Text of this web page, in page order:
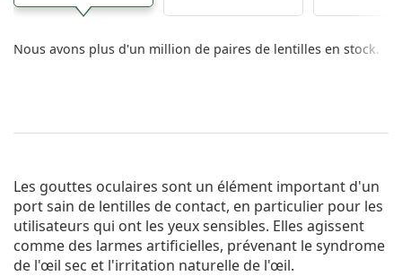
Nous avons plus d'un million de paires de lentilles en stock.
Les gouttes oculaires sont un élément important d'un
port sain de lentilles de contact, en particulier pour les
utilisateurs qui ont les yeux sensibles. Elles agissent
comme des larmes artificielles, prévenant le syndrome
de l'œil sec et l'irritation naturelle de l'œil.